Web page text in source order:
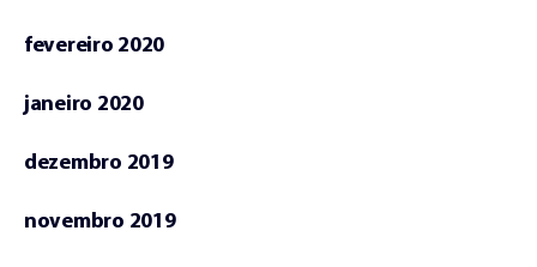
fevereiro 2020
janeiro 2020
dezembro 2019
novembro 2019